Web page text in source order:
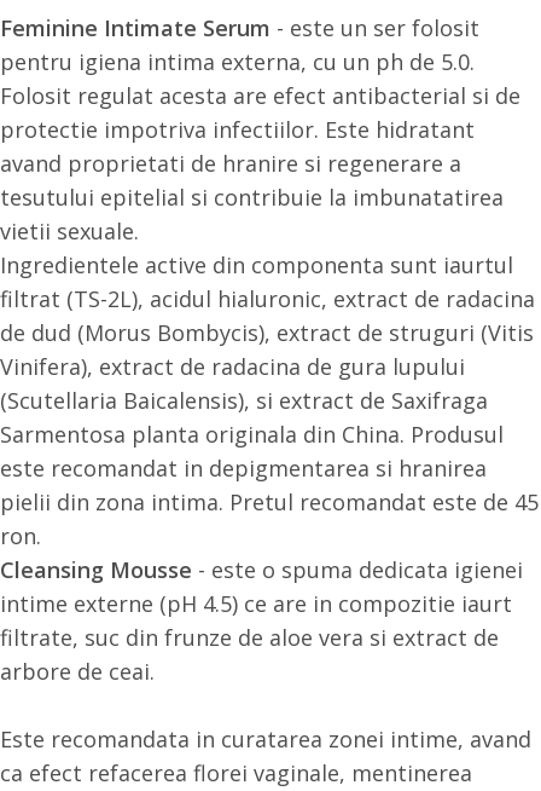
Feminine Intimate Serum - este un ser folosit
pentru igiena intima externa, cu un ph de 5.0.
Folosit regulat acesta are efect antibacterial si de
protectie impotriva infectiilor. Este hidratant
avand proprietati de hranire si regenerare a
tesutului epitelial si contribuie la imbunatatirea
vietii sexuale.
Ingredientele active din componenta sunt iaurtul
filtrat (TS-2L), acidul hialuronic, extract de radacina
de dud (Morus Bombycis), extract de struguri (Vitis
Vinifera), extract de radacina de gura lupului
(Scutellaria Baicalensis), si extract de Saxifraga
Sarmentosa planta originala din China. Produsul
este recomandat in depigmentarea si hranirea
pielii din zona intima. Pretul recomandat este de 45
ron.
Cleansing Mousse - este o spuma dedicata igienei
intime externe (pH 4.5) ce are in compozitie iaurt
filtrate, suc din frunze de aloe vera si extract de
arbore de ceai.
Este recomandata in curatarea zonei intime, avand
ca efect refacerea florei vaginale, mentinerea